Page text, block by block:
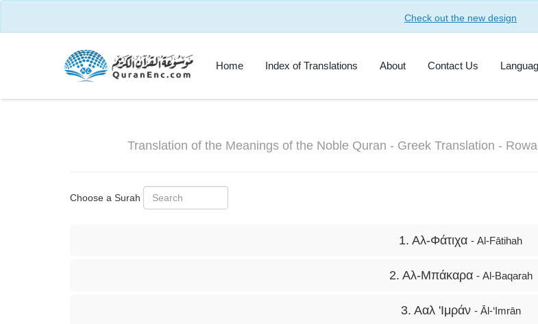
Check out the new design
Home Index of Translations About Contact Us
Translation of the Meanings of the Noble Quran - Greek Translation -
Choose a Surah
1. Αλ-Φάτιχα - Al-Fātihah
2. Αλ-Μπάκαρα - Al-Baqarah
3. Ααλ 'Ιμράν - Āl-‘Imrān